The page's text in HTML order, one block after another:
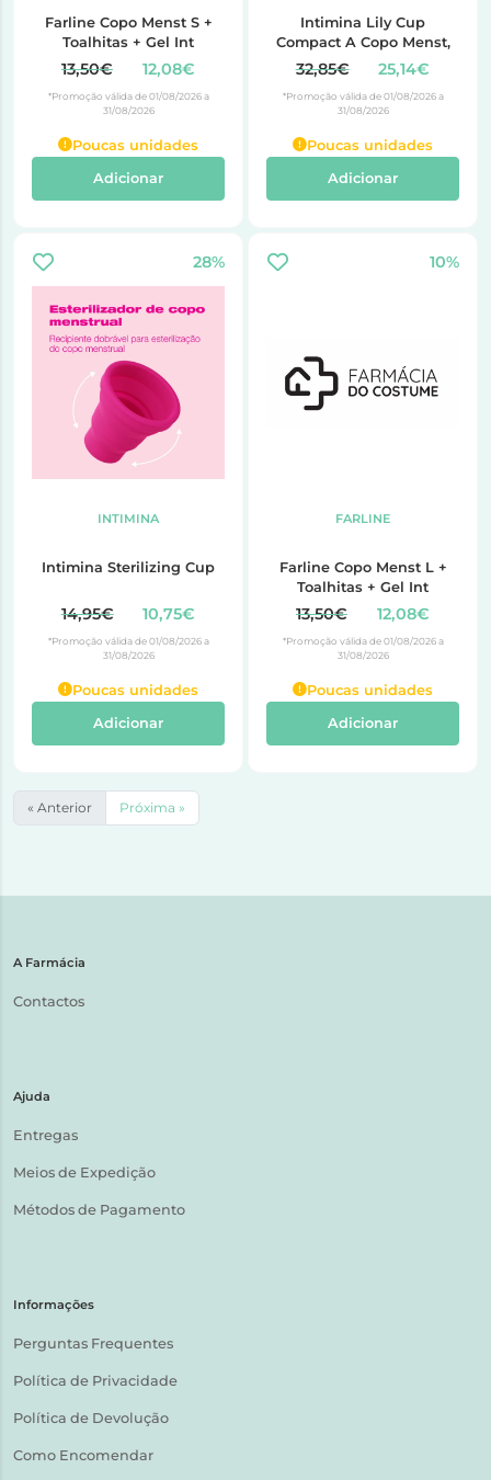
Farline Copo Menst S +
Toalhitas + Gel Int
13,50€ 12,08€
*Promoção válida de 01/08/2026 a
31/08/2026
Poucas unidades
Adicionar
Intimina Lily Cup
Compact A Copo Menst,
32,85€ 25,14€
*Promoção válida de 01/08/2026 a
31/08/2026
Poucas unidades
Adicionar
28%
INTIMINA
Intimina Sterilizing Cup
14,95€ 10,75€
*Promoção válida de 01/08/2026 a
31/08/2026
Poucas unidades
Adicionar
10%
FARLINE
Farline Copo Menst L +
Toalhitas + Gel Int
13,50€ 12,08€
*Promoção válida de 01/08/2026 a
31/08/2026
Poucas unidades
Adicionar
« Anterior Próxima »
A Farmácia
Contactos
Ajuda
Entregas
Meios de Expedição
Métodos de Pagamento
Informações
Perguntas Frequentes
Política de Privacidade
Política de Devolução
Como Encomendar